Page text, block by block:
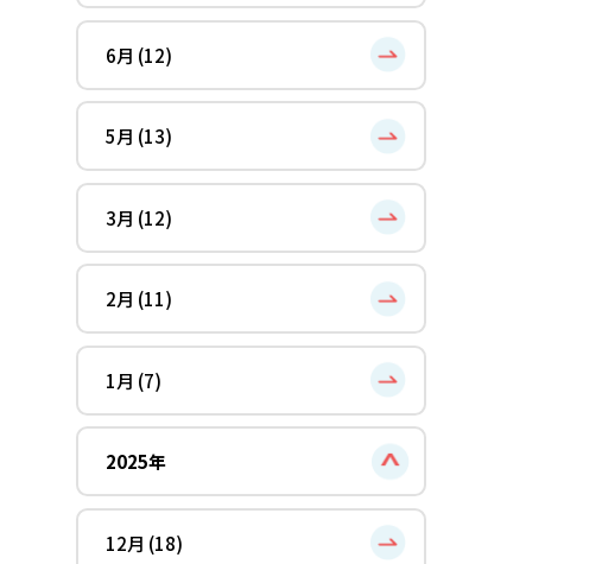
6月 (12)
5月 (13)
3月 (12)
2月 (11)
1月 (7)
2025年
12月 (18)